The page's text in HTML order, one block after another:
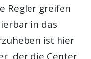
Regler greifen
in das
ist hier
der die Center